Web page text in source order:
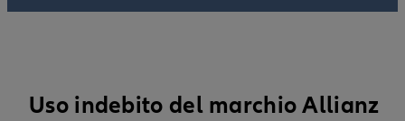
Uso indebito del marchio Allianz